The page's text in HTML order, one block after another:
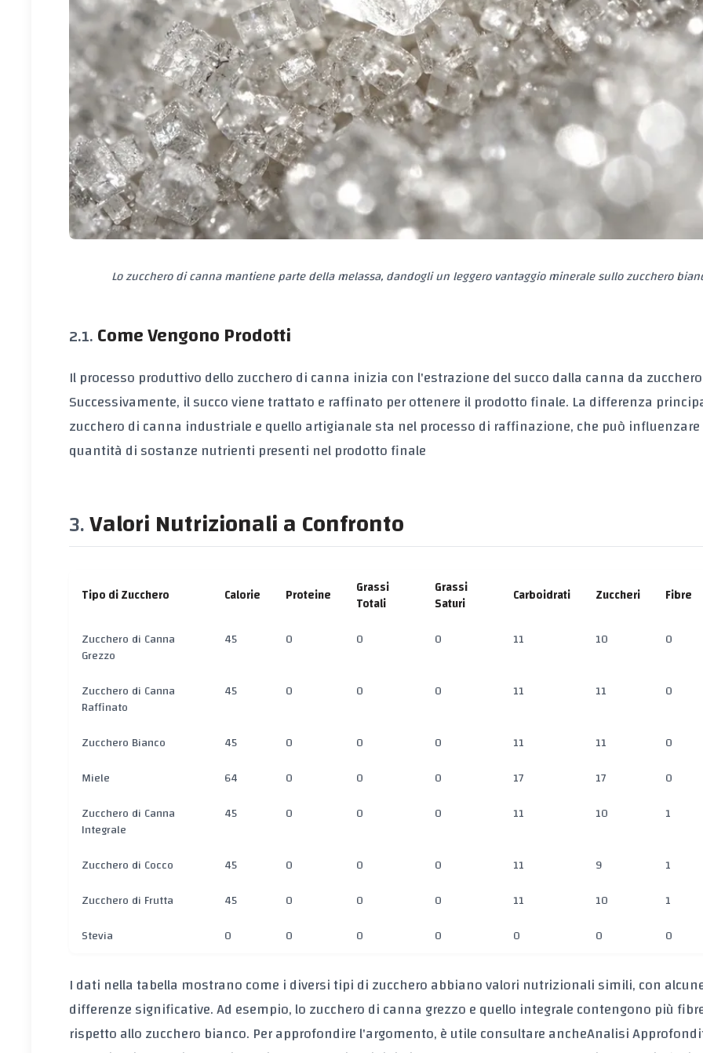
Lo zucchero di canna mantiene parte della melassa, dandogli un leggero vantaggio minerale sullo zucchero
Come Vengono Prodotti
Il processo produttivo dello zucchero di canna inizia con l'estrazione del succo dalla canna da
Successivamente, il succo viene trattato e raffinato per ottenere il prodotto finale. La differenza
zucchero di canna industriale e quello artigianale sta nel processo di raffinazione, che può
quantità di sostanze nutrienti presenti nel prodotto finale
Valori Nutrizionali a Confronto
Tipo di Zucchero Calorie Proteine Grassi
Totali
Grassi
Saturi Carboidrati Zuccheri Fibre
Zucchero di Canna
Grezzo
45 0 0 0 11 10 0
Zucchero di Canna
Raffinato
45 0 0 0 11 11 0
Zucchero Bianco 45 0 0 0 11 11
0
Miele
64 0 0 0 17 17
0
Zucchero di Canna
Integrale
45 0 0 0 11 10 1
Zucchero di Cocco 45 0 0 0 11 9
1
Zucchero di Frutta
45 0 0 0 11 10
1
Stevia
0 0 0 0 0 0 0
I dati nella tabella mostrano come i diversi tipi di zucchero abbiano valori nutrizionali simili, con
differenze significative. Ad esempio, lo zucchero di canna grezzo e quello integrale contengono più
rispetto allo zucchero bianco. Per approfondire l'argomento, è utile consultare ancheAnalisi